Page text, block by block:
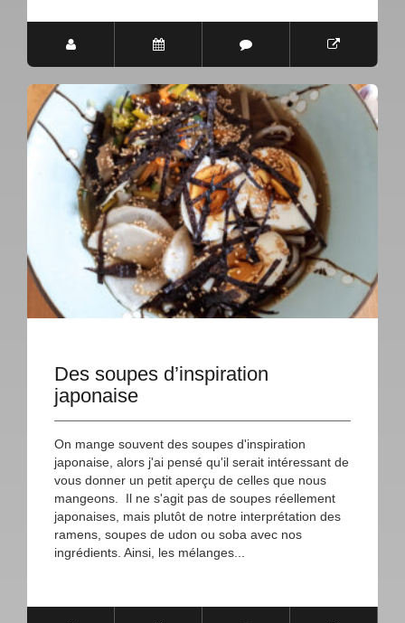
Des soupes d’inspiration
japonaise
On mange souvent des soupes d'inspiration
japonaise, alors j'ai pensé qu'il serait intéressant de
vous donner un petit aperçu de celles que nous
mangeons. Il ne s'agit pas de soupes réellement
japonaises, mais plutôt de notre interprétation des
ramens, soupes de udon ou soba avec nos
ingrédients. Ainsi, les mélanges...